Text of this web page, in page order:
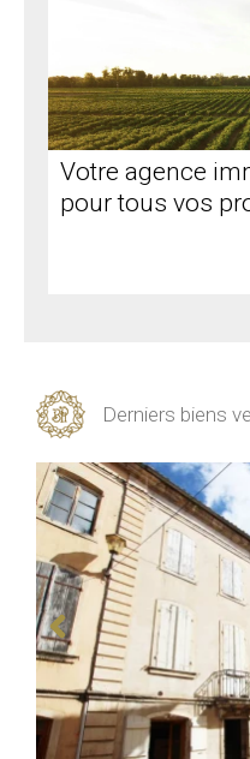
Votre agence
pour tous vos
Derniers biens